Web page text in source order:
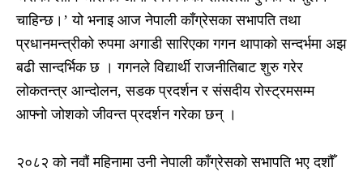
चाहिन्छ।’ यो भनाइ आज नेपाली काँग्रेसका सभापति तथा
प्रधानमन्त्रीको रुपमा अगाडी सारिएका गगन थापाको सन्दर्भमा अझ
बढी सान्दर्भिक छ । गगनले विद्यार्थी राजनीतिबाट शुरु गरेर
लोकतन्त्र आन्दोलन, सडक प्रदर्शन र संसदीय रोस्ट्रमसम्म
आफ्नो जोशको जीवन्त प्रदर्शन गरेका छन् ।
२०८२ को नवौं महिनामा उनी नेपाली काँग्रेसको सभापति भए दशौँ